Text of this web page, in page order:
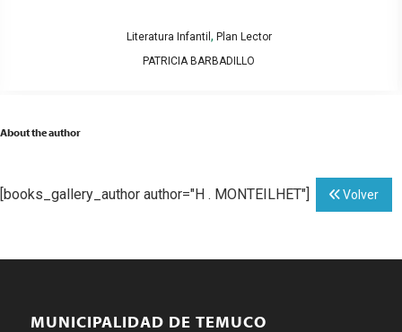
Literatura Infantil , Plan Lector
PATRICIA BARBADILLO
About the author
[books_gallery_author author="H . MONTEILHET"] Volver
MUNICIPALIDAD DE TEMUCO